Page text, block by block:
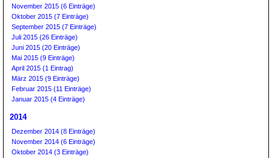
November 2015 (6 Einträge)
Oktober 2015 (7 Einträge)
September 2015 (7 Einträge)
Juli 2015 (26 Einträge)
Juni 2015 (20 Einträge)
Mai 2015 (9 Einträge)
April 2015 (1 Eintrag)
März 2015 (9 Einträge)
Februar 2015 (11 Einträge)
Januar 2015 (4 Einträge)
2014
Dezember 2014 (8 Einträge)
November 2014 (6 Einträge)
Oktober 2014 (3 Einträge)